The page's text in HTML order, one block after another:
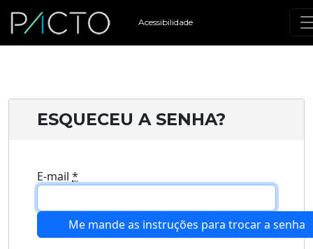
Acessibilidade
ESQUECEU A SENHA?
E-mail *